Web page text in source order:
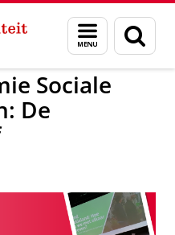
Menu
en
zoeken
Sociale
De